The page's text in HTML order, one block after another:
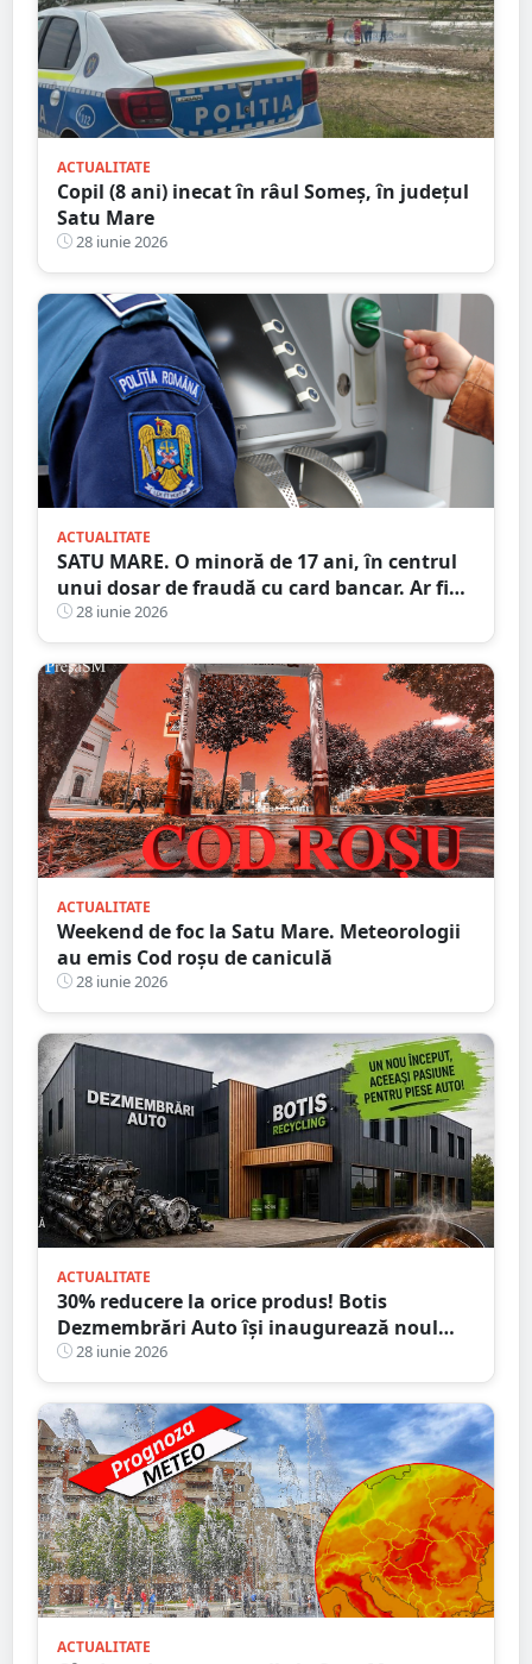
ACTUALITATE
Copil (8 ani) inecat în râul Someș, în județul
Satu Mare
28 iunie 2026
ACTUALITATE
SATU MARE. O minoră de 17 ani, în centrul
unui dosar de fraudă cu card bancar. Ar fi
făcut 22 de tranzacții ilegale, ajutată de trei
adulți
28 iunie 2026
ACTUALITATE
Weekend de foc la Satu Mare. Meteorologii
au emis Cod roșu de caniculă
28 iunie 2026
ACTUALITATE
30% reducere la orice produs! Botis
Dezmembrări Auto își inaugurează noul
sediu din Satu Mare
28 iunie 2026
ACTUALITATE